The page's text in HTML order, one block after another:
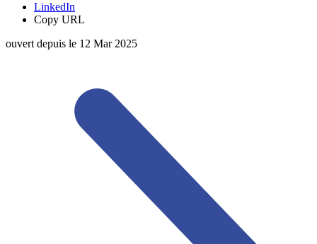
LinkedIn
Copy URL
ouvert depuis le 12 Mar 2025